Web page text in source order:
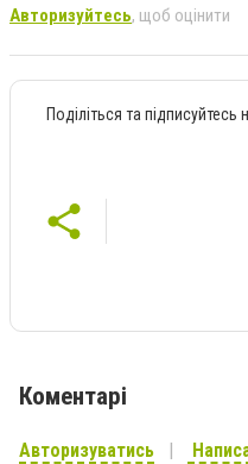
Авторизуйтесь, щоб оцінити
Поділіться та
Коментарі
Авторизуватись